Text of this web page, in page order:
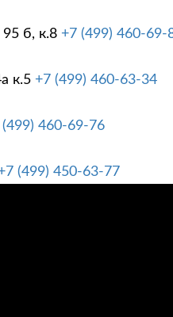
б, к.8 +7 (499) 460-69-
к.5 +7 (499) 460-63-34
(499) 460-69-76
(499) 450-63-77